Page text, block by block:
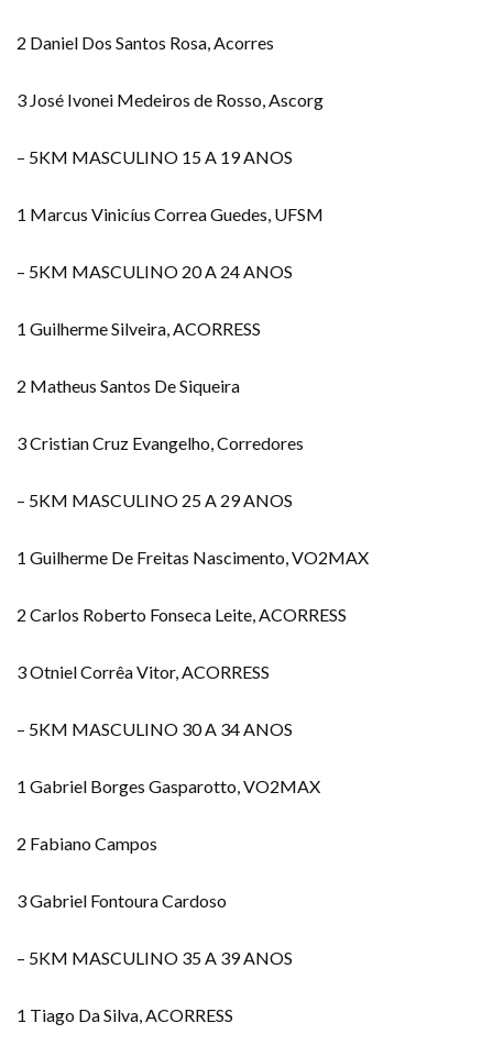
2 Daniel Dos Santos Rosa, Acorres
3 José Ivonei Medeiros de Rosso, Ascorg
– 5KM MASCULINO 15 A 19 ANOS
1 Marcus Vinicíus Correa Guedes, UFSM
– 5KM MASCULINO 20 A 24 ANOS
1 Guilherme Silveira, ACORRESS
2 Matheus Santos De Siqueira
3 Cristian Cruz Evangelho, Corredores
– 5KM MASCULINO 25 A 29 ANOS
1 Guilherme De Freitas Nascimento, VO2MAX
2 Carlos Roberto Fonseca Leite, ACORRESS
3 Otniel Corrêa Vitor, ACORRESS
– 5KM MASCULINO 30 A 34 ANOS
1 Gabriel Borges Gasparotto, VO2MAX
2 Fabiano Campos
3 Gabriel Fontoura Cardoso
– 5KM MASCULINO 35 A 39 ANOS
1 Tiago Da Silva, ACORRESS